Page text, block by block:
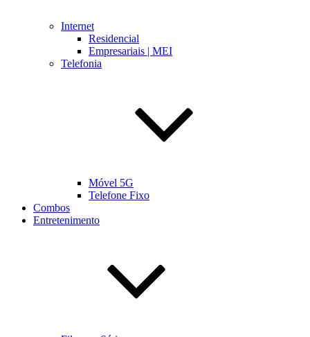
Internet
Residencial
Empresariais | MEI
Telefonia
Móvel 5G
Telefone Fixo
Combos
Entretenimento